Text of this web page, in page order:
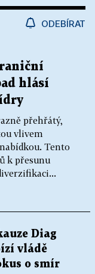
ODEBÍRAT
hlásí
přehřátý,
vlivem
Tento
k přesunu
Diag
vládě
o smír